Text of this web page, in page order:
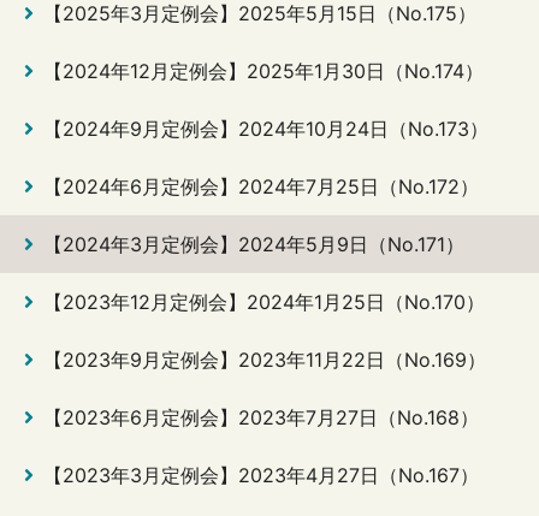
【2025年3月定例会】2025年5月15日（No.175）
【2024年12月定例会】2025年1月30日（No.174）
【2024年9月定例会】2024年10月24日（No.173）
【2024年6月定例会】2024年7月25日（No.172）
【2024年3月定例会】2024年5月9日（No.171）
【2023年12月定例会】2024年1月25日（No.170）
【2023年9月定例会】2023年11月22日（No.169）
【2023年6月定例会】2023年7月27日（No.168）
【2023年3月定例会】2023年4月27日（No.167）